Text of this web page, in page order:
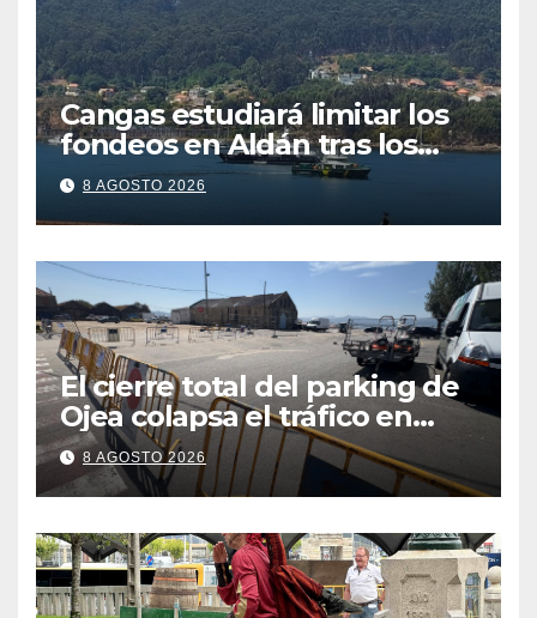
Cangas estudiará limitar los
fondeos en Aldán tras los
últimos episodios de
contaminación en O Con
8 AGOSTO 2026
El cierre total del parking de
Ojea colapsa el tráfico en
Cangas
8 AGOSTO 2026